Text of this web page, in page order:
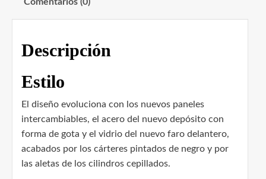
Descripción
Estilo
El diseño evoluciona con los nuevos paneles
intercambiables, el acero del nuevo depósito con
forma de gota y el vidrio del nuevo faro delantero,
acabados por los cárteres pintados de negro y por
las aletas de los cilindros cepillados.